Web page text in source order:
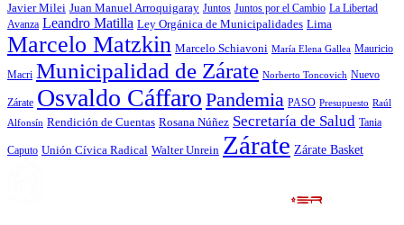
Javier Milei Juan Manuel Arroquigaray Juntos Juntos por el Cambio La Libertad
Avanza Leandro Matilla Ley Orgánica de Municipalidades Lima
Marcelo Matzkin Marcelo Schiavoni María Elena Gallea Mauricio
Macri Municipalidad de Zárate Norberto Toncovich Nuevo
Zárate Osvaldo Cáffaro Pandemia PASO Presupuesto Raúl
Alfonsín Rendición de Cuentas Rosana Núñez Secretaría de Salud Tania
Caputo Unión Cívica Radical Walter Unrein Zárate Zárate Basket